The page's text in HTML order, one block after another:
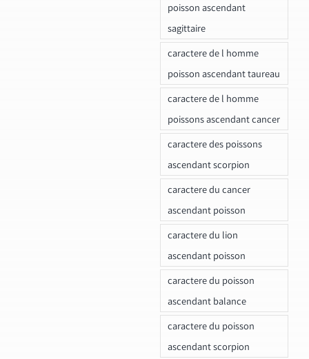
poisson ascendant
sagittaire
caractere de l homme
poisson ascendant taureau
caractere de l homme
poissons ascendant cancer
caractere des poissons
ascendant scorpion
caractere du cancer
ascendant poisson
caractere du lion
ascendant poisson
caractere du poisson
ascendant balance
caractere du poisson
ascendant scorpion